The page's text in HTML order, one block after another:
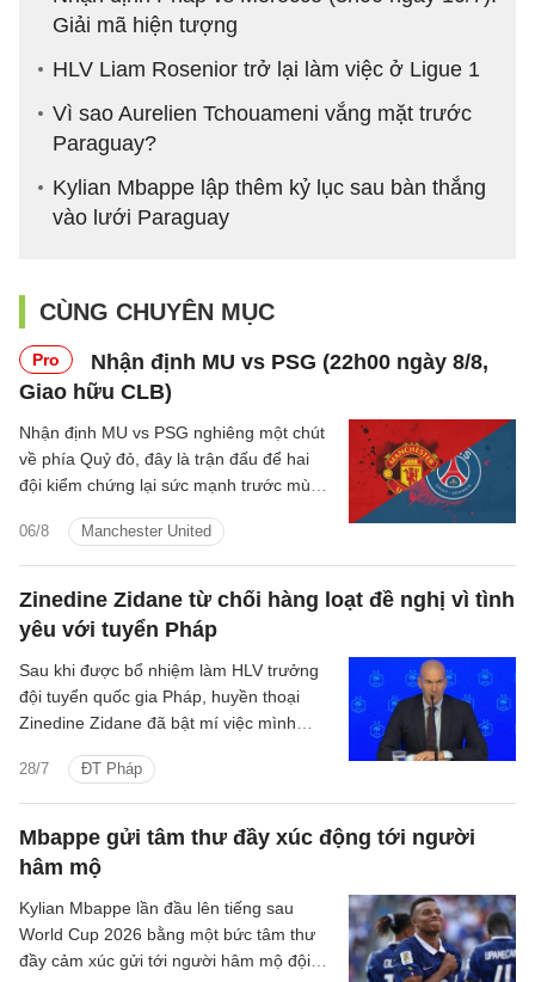
Giải mã hiện tượng
HLV Liam Rosenior trở lại làm việc ở Ligue 1
Vì sao Aurelien Tchouameni vắng mặt trước
Paraguay?
Kylian Mbappe lập thêm kỷ lục sau bàn thắng
vào lưới Paraguay
CÙNG CHUYÊN MỤC
Pro
Nhận định MU vs PSG (22h00 ngày 8/8,
Giao hữu CLB)
06/8 Manchester United
Nhận định MU vs PSG nghiêng một chút
về phía Quỷ đỏ, đây là trận đấu để hai
đội kiểm chứng lại sức mạnh trước mùa
Zinedine Zidane từ chối hàng loạt đề nghị vì tình
yêu với tuyển Pháp
28/7 ĐT Pháp
Sau khi được bổ nhiệm làm HLV trưởng
đội tuyển quốc gia Pháp, huyền thoại
Zinedine Zidane đã bật mí việc mình
quãng thời gian 4, 5 năm vừa qua.
Mbappe gửi tâm thư đầy xúc động tới người
hâm mộ
Kylian Mbappe lần đầu lên tiếng sau
World Cup 2026 bằng một bức tâm thư
đầy cảm xúc gửi tới người hâm mộ đội